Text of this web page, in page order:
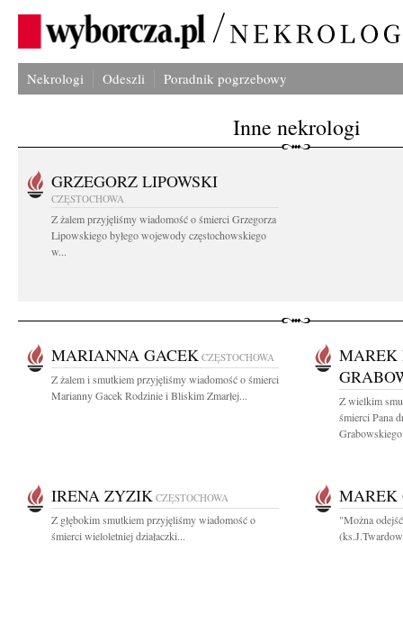
Nekrologi Odeszli Poradnik pogrzebowy
Inne nekrologi
GRZEGORZ LIPOWSKI
CZĘSTOCHOWA
Z żalem przyjęliśmy wiadomość o śmierci Grzegorza
Lipowskiego byłego wojewody częstochowskiego
w...
MARIANNA GACEK CZĘSTOCHOWA
Z żalem i smutkiem przyjęliśmy wiadomość o śmierci
Marianny Gacek Rodzinie i Bliskim Zmarłej...
MAREK
Z wielkim
śmierci Pana
IRENA ZYZIK CZĘSTOCHOWA
Z głębokim smutkiem przyjęliśmy wiadomość o
śmierci wieloletniej działaczki...
MAREK
"Można